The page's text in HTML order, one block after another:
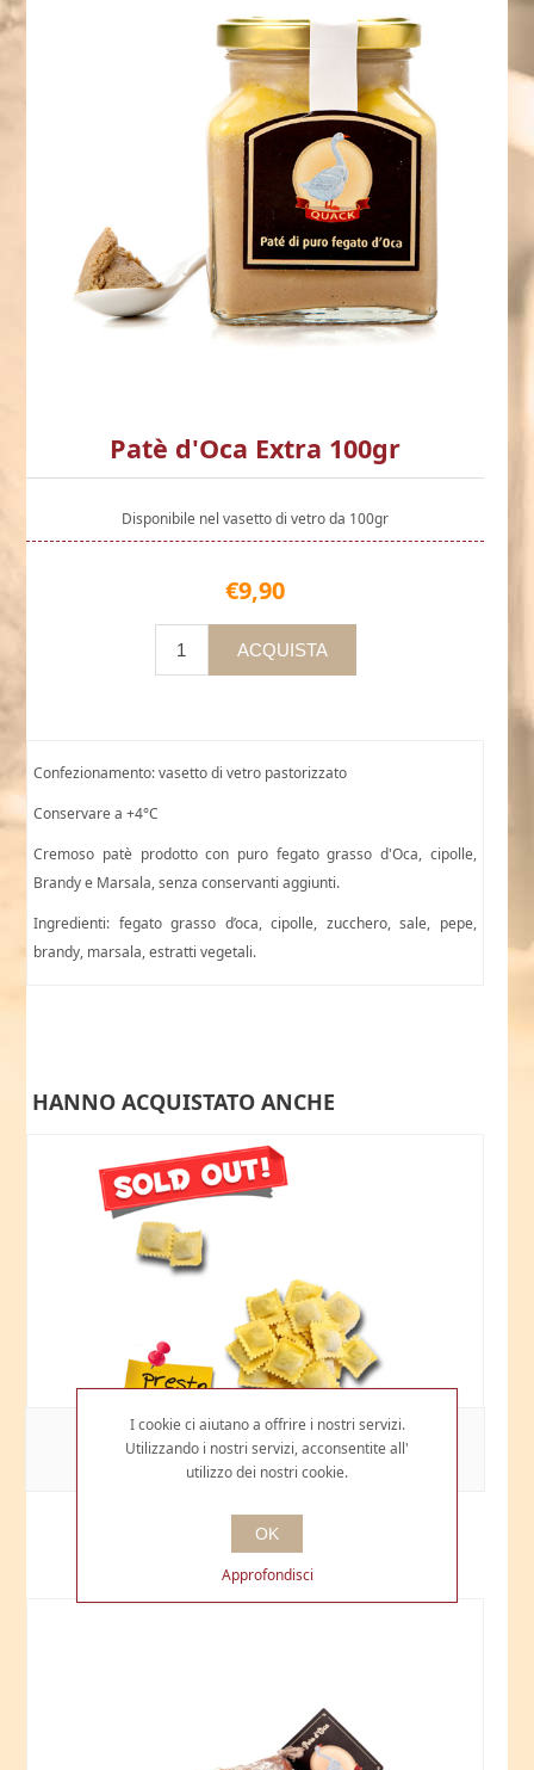
Patè d'Oca Extra 100gr
Disponibile nel vasetto di vetro da 100gr
€9,90
Confezionamento: vasetto di vetro pastorizzato
Conservare a +4°C
Cremoso patè prodotto con puro fegato grasso d'Oca, cipolle,
Brandy e Marsala, senza conservanti aggiunti.
Ingredienti: fegato grasso d’oca, cipolle, zucchero, sale, pepe,
brandy, marsala, estratti vegetali.
HANNO ACQUISTATO ANCHE
RAVIOLI D'OCA
€9,00
I cookie ci aiutano a offrire i nostri servizi.
Utilizzando i nostri servizi, acconsentite all'
utilizzo dei nostri cookie.
OK
Approfondisci